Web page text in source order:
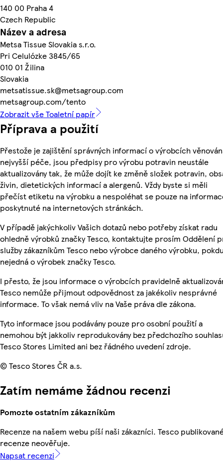
140 00 Praha 4
Czech Republic
Název a adresa
Metsa Tissue Slovakia s.r.o.
Pri Celulózke 3845/65
010 01 Žilina
Slovakia
metsatissue.sk@metsagroup.com
metsagroup.com/tento
Zobrazit vše Toaletní papír
Příprava a použití
Přestože je zajištění správných informací o výrobcích
nejvyšší péče, jsou předpisy pro výrobu potravin neustále
aktualizovány tak, že může dojít ke změně složek potravin,
živin, dietetických informací a alergenů. Vždy byste si měli
přečíst etiketu na výrobku a nespoléhat se pouze na
poskytnuté na internetových stránkách.
V případě jakýchkoliv Vašich dotazů nebo potřeby získat radu
ohledně výrobků značky Tesco, kontaktujte prosím Oddělení
služby zákazníkům Tesco nebo výrobce daného výrobku,
nejedná o výrobek značky Tesco.
I přesto, že jsou informace o výrobcích pravidelně
Tesco nemůže přijmout odpovědnost za jakékoliv nesprávné
informace. To však nemá vliv na Vaše práva dle zákona.
Tyto informace jsou podávány pouze pro osobní použití a
nemohou být jakkoliv reprodukovány bez předchozího
Tesco Stores Limited ani bez řádného uvedení zdroje.
© Tesco Stores ČR a.s.
Zatím nemáme žádnou recenzi
Pomozte ostatním zákazníkům
Recenze na našem webu píší naši zákazníci. Tesco
recenze neověřuje.
Napsat recenzi